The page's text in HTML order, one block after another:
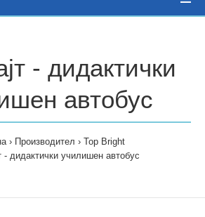
- дидактички
автобус
Производител
Top Bright
- дидактички училишен автобус